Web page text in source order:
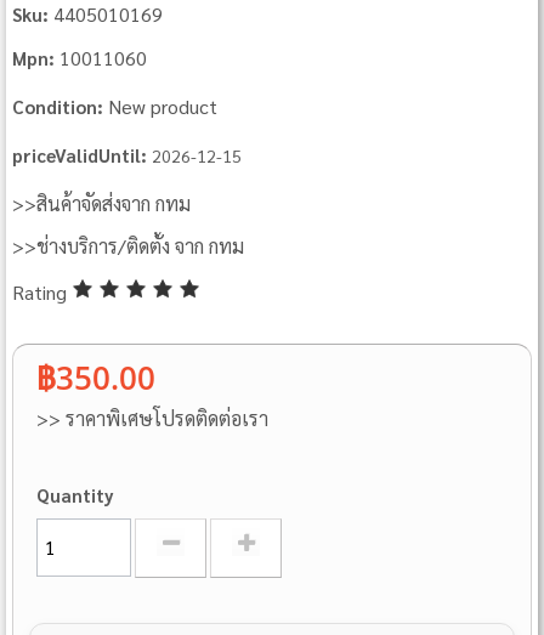
Sku: 4405010169
Mpn: 10011060
Condition: New product
priceValidUntil: 2026-12-15
>>สินค้าจัดส่งจาก กทม
>>ช่างบริการ/ติดตั้ง จาก กทม
Rating
฿350.00
>> ราคาพิเศษโปรดติดต่อเรา
Quantity